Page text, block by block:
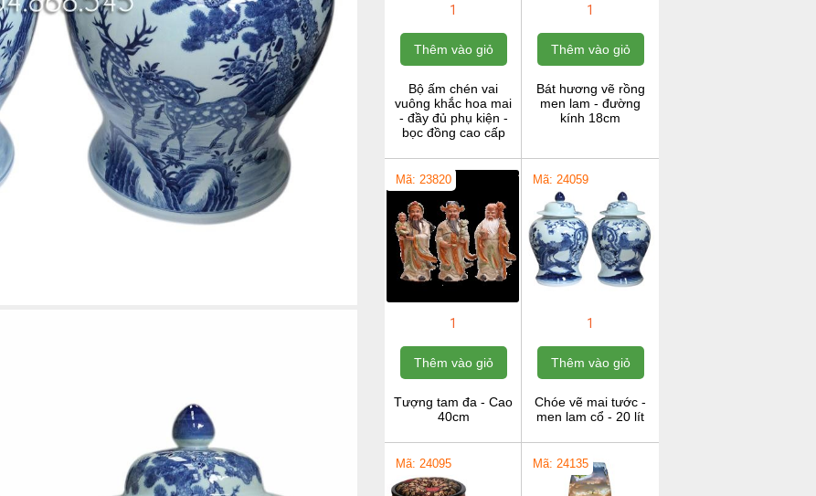
1
Thêm vào giỏ
Bộ ấm chén vai
vuông khắc hoa mai
- đầy đủ phụ kiện -
bọc đồng cao cấp
1
Thêm vào giỏ
Bát hương vẽ rồng
men lam - đường
kính 18cm
Mã: 23820
1
Thêm vào giỏ
Tượng tam đa - Cao
40cm
Mã: 24059
1
Thêm vào giỏ
Chóe vẽ mai tước -
men lam cổ - 20 lít
Mã: 24095 Mã: 24135